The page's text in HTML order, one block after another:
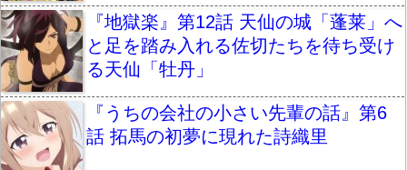
『地獄楽』第12話 天仙の城「蓬莱」へ
と足を踏み入れる佐切たちを待ち受け
る天仙「牡丹」
『うちの会社の小さい先輩の話』第6
話 拓馬の初夢に現れた詩織里